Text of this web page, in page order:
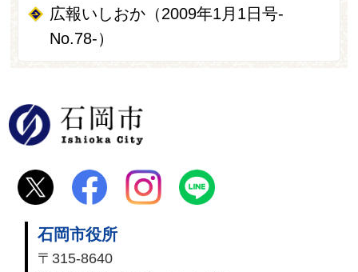
広報いしおか（2009年1月1日号-
No.78-）
石岡市役所
〒315-8640